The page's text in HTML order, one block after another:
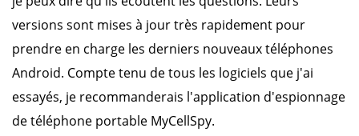
versions sont mises à jour très rapidement pour
prendre en charge les derniers nouveaux téléphones
Android. Compte tenu de tous les logiciels que j'ai
essayés, je recommanderais l'application d'espionnage
de téléphone portable MyCellSpy.